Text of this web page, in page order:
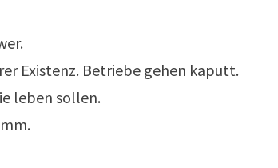
Existenz. Betriebe gehen kaputt.
leben sollen.